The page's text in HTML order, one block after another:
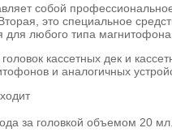
собой
это специальное
для любого типа магнитофона.
кассетных дек и
и аналогичных
за головкой объемом 20 мл.